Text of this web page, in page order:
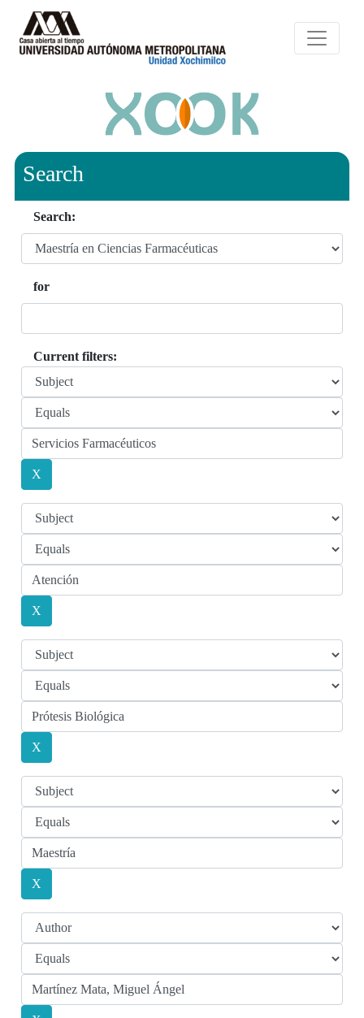
Search
Search:
for
Current filters: